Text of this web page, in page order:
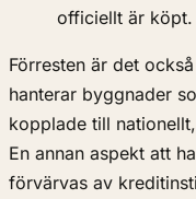
officiellt är köpt.
Förresten är det
hanterar byggnader
kopplade till
En annan aspekt att
förvärvas av